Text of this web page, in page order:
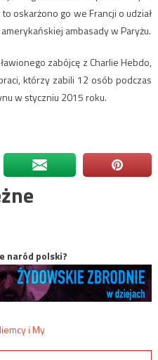
oskarżono go we Francji o udział
ambasady w Paryżu.
zabójcę z Charlie Hebdo,
którzy zabili 12 osób podczas
w styczniu 2015 roku.
naród polski?